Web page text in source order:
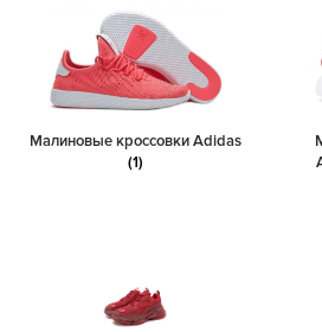
Малиновые кроссовки Adidas
(1)